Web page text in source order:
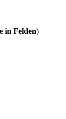
in Felden)